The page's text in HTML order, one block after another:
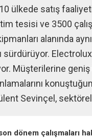
ülkede satış
tesisi ve 3500
alanında
sürdürüyor.
Müşterilerine
Sevinçel,
dönem çalışmaları